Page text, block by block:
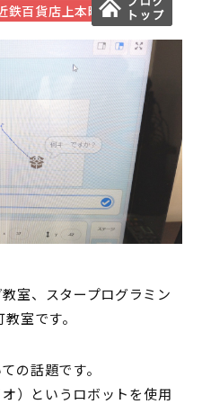
鉄百貨店上本町教室
室、スタープログラミン
室です。
の話題です。
）というロボットを使用